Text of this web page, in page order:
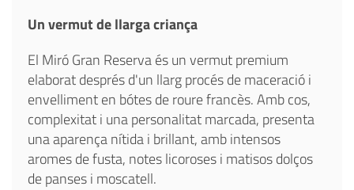
Un vermut de llarga criança
El Miró Gran Reserva és un vermut premium
elaborat després d'un llarg procés de maceració i
envelliment en bótes de roure francès. Amb cos,
complexitat i una personalitat marcada, presenta
una aparença nítida i brillant, amb intensos
aromes de fusta, notes licoroses i matisos dolços
de panses i moscatell.